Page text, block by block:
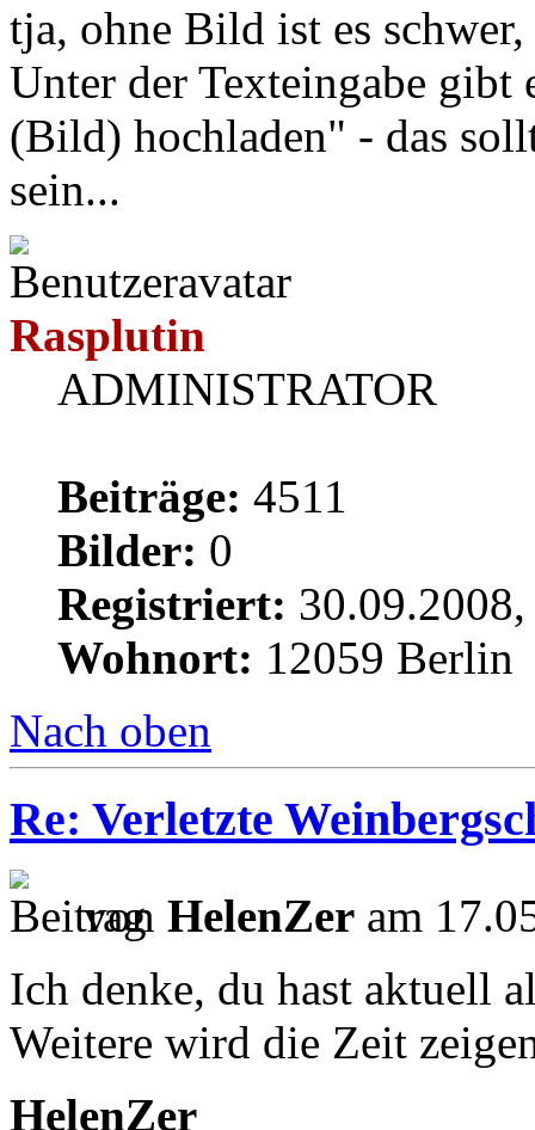
tja, ohne Bild ist es schwer,
Unter der Texteingabe gibt
(Bild) hochladen" - das
sein...
Rasplutin
ADMINISTRATOR
Beiträge: 4511
Bilder: 0
Registriert:
Wohnort: 12059 Berlin
Nach oben
Re: Verletzte
von HelenZer am
Ich denke, du hast aktuell
Weitere wird die Zeit
HelenZer